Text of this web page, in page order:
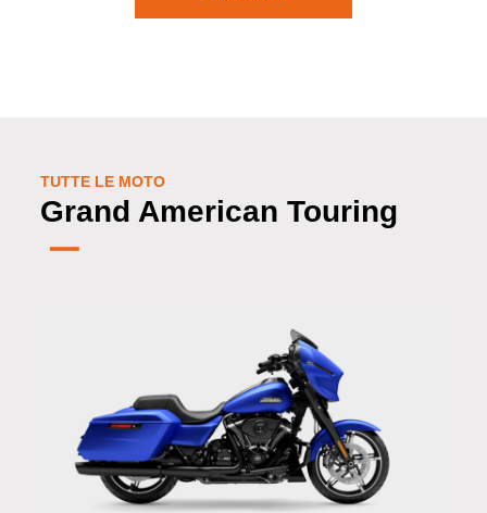
TUTTE LE MOTO
Grand American Touring